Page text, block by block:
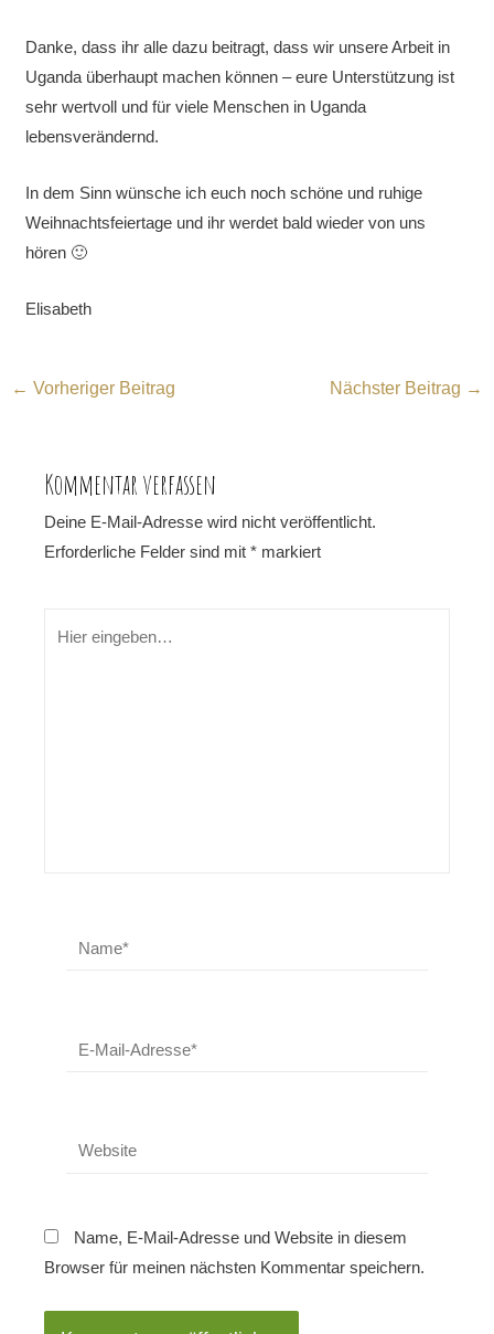
Danke, dass ihr alle dazu beitragt, dass wir unsere Arbeit in
Uganda überhaupt machen können – eure Unterstützung ist
sehr wertvoll und für viele Menschen in Uganda
lebensverändernd.
In dem Sinn wünsche ich euch noch schöne und ruhige
Weihnachtsfeiertage und ihr werdet bald wieder von uns
hören 🙂
Elisabeth
← Vorheriger Beitrag Nächster Beitrag →
Kommentar verfassen
Deine E-Mail-Adresse wird nicht veröffentlicht.
Erforderliche Felder sind mit* markiert
eingeben…
Mail-
Name, E-Mail-Adresse und Website in diesem
Browser für meinen nächsten Kommentar speichern.